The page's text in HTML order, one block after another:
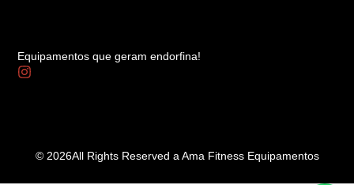
Equipamentos que geram endorfina!
© 2026All Rights Reserved a Ama Fitness Equipamentos